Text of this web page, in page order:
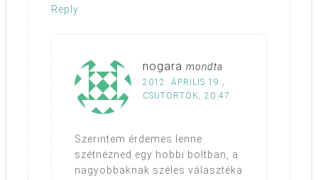
Reply
nogara mondta
2012. ÁPRILIS 19.,
CSÜTÖRTÖK, 20:47
Szerintem érdemes lenne
szétnézned egy hobbi boltban, a
nagyobbaknak széles választéka